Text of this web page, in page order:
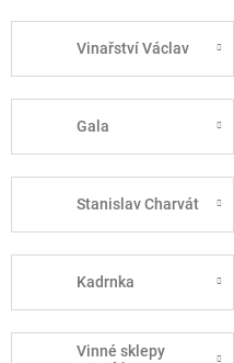
Vinařství Václav
Gala
Stanislav Charvát
Kadrnka
Vinné sklepy